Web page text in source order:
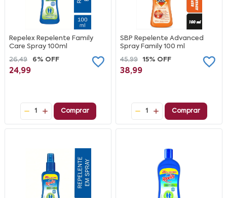
Repelex Repelente Family
Care Spray 100ml
26,49
6% OFF
24,99
1 Comprar
SBP Repelente Advanced
Spray Family 100 ml
45,99
15% OFF
38,99
1 Comprar